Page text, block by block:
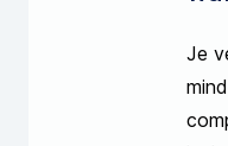
Je